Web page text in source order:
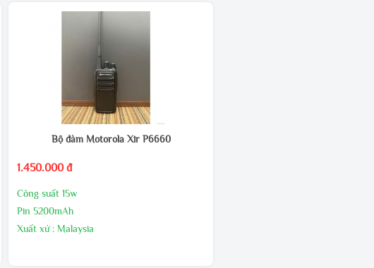
MUA SỐ LƯỢNG CHIẾT KHẤU CAO
LIÊN HÊ TRỰC TIẾP ĐỂ CÓ GIÁ ƯU ĐÃI
Bộ đàm Motorola Xir P6660
1.450.000 đ
Công suất 15w
Pin 5200mAh
Xuất xứ : Malaysia